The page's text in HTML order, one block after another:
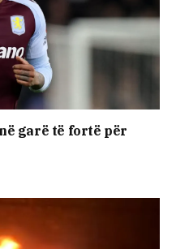
garë të fortë për